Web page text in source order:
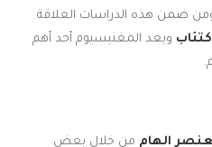
ضمن هذه الدراسات العلاقة
ويعد المغنيسيوم أحد أهم
الهام من خلال بعض